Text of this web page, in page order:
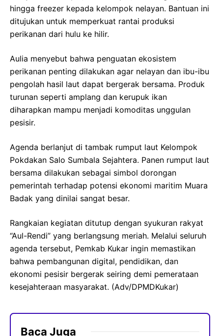
hingga freezer kepada kelompok nelayan. Bantuan ini
ditujukan untuk memperkuat rantai produksi
perikanan dari hulu ke hilir.
Aulia menyebut bahwa penguatan ekosistem
perikanan penting dilakukan agar nelayan dan ibu-ibu
pengolah hasil laut dapat bergerak bersama. Produk
turunan seperti amplang dan kerupuk ikan
diharapkan mampu menjadi komoditas unggulan
pesisir.
Agenda berlanjut di tambak rumput laut Kelompok
Pokdakan Salo Sumbala Sejahtera. Panen rumput laut
bersama dilakukan sebagai simbol dorongan
pemerintah terhadap potensi ekonomi maritim Muara
Badak yang dinilai sangat besar.
Rangkaian kegiatan ditutup dengan syukuran rakyat
“Aul-Rendi” yang berlangsung meriah. Melalui seluruh
agenda tersebut, Pemkab Kukar ingin memastikan
bahwa pembangunan digital, pendidikan, dan
ekonomi pesisir bergerak seiring demi pemerataan
kesejahteraan masyarakat. (Adv/DPMDKukar)
Baca Juga